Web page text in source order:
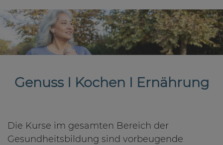
Genuss I Kochen I Ernährung
Die Kurse im gesamten Bereich der
Gesundheitsbildung sind vorbeugende